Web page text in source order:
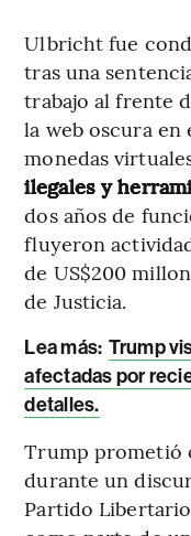
Ulbricht fue
tras una
trabajo al frente
la web oscura
monedas
ilegales y
dos años de
fluyeron
de US$200
de Justicia.
Lea más: Trump
afectadas por
detalles.
Trump prometió
durante un
Partido